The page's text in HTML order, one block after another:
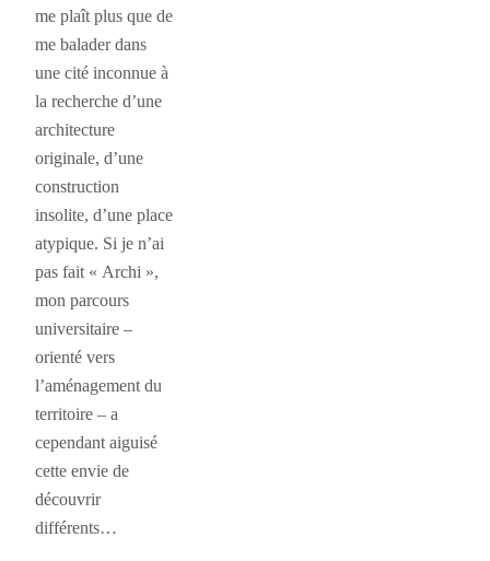
me plaît plus que de
me balader dans
une cité inconnue à
la recherche d’une
architecture
originale, d’une
construction
insolite, d’une place
atypique. Si je n’ai
pas fait « Archi »,
mon parcours
universitaire –
orienté vers
l’aménagement du
territoire – a
cependant aiguisé
cette envie de
découvrir
différents…